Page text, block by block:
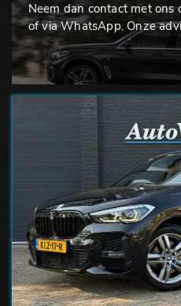
Neem dan contact met ons
of via WhatsApp. Onze